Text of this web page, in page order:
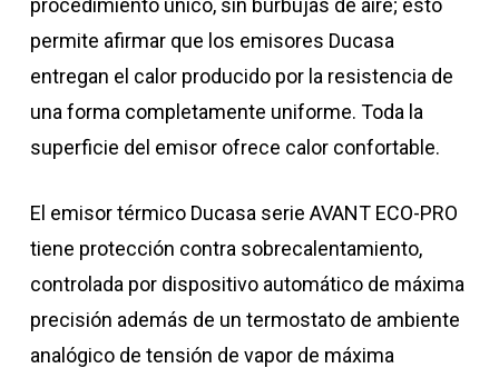
procedimiento único, sin burbujas de aire; esto
permite afirmar que los emisores Ducasa
entregan el calor producido por la resistencia de
una forma completamente uniforme. Toda la
superficie del emisor ofrece calor confortable.
El emisor térmico Ducasa serie AVANT ECO-PRO
tiene protección contra sobrecalentamiento,
controlada por dispositivo automático de máxima
precisión además de un termostato de ambiente
analógico de tensión de vapor de máxima